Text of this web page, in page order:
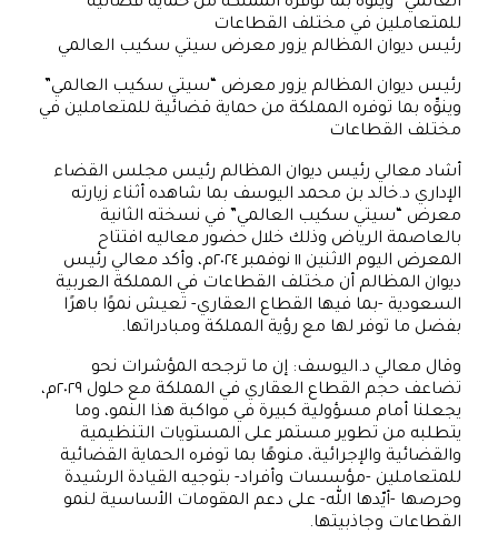
رئيس ديوان المظالم يزور معرض سيتي سكيب العالمي
رئيس ديوان المظالم يزور معرض “سيتي سكيب العالمي”
وينوِّه بما توفره المملكة من حماية قضائية للمتعاملين في
مختلف القطاعات
أشاد معالي رئيس ديوان المظالم رئيس مجلس القضاء
الإداري د.خالد بن محمد اليوسف بما شاهده أثناء زيارته
معرض “سيتي سكيب العالمي” في نسخته الثانية
بالعاصمة الرياض وذلك خلال حضور معاليه افتتاح
المعرض اليوم الاثنين ١١ نوفمبر ٢٠٢٤م، وأكد معالي رئيس
ديوان المظالم أن مختلف القطاعات في المملكة العربية
السعودية -بما فيها القطاع العقاري- تعيش نموًا باهرًا
بفضل ما توفر لها مع رؤية المملكة ومبادراتها.
وقال معالي د.اليوسف: إن ما ترجحه المؤشرات نحو
تضاعف حجم القطاع العقاري في المملكة مع حلول ٢٠٢٩م،
يجعلنا أمام مسؤولية كبيرة في مواكبة هذا النمو، وما
يتطلبه من تطوير مستمر على المستويات التنظيمية
والقضائية والإجرائية، منوهًا بما توفره الحماية القضائية
للمتعاملين -مؤسسات وأفراد- بتوجيه القيادة الرشيدة
وحرصها -أيّدها الله- على دعم المقومات الأساسية لنمو
القطاعات وجاذبيتها.